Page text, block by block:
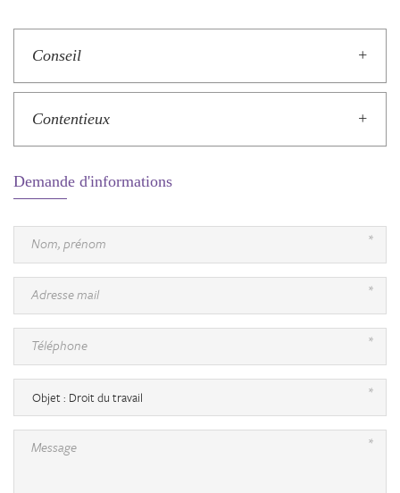
Conseil
Contentieux
Demande d'informations
Nom, prénom *
Adresse mail *
Téléphone *
*
Message *